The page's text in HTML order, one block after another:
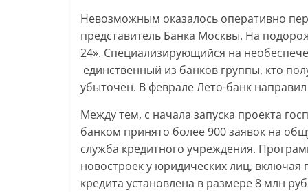
Невозможным оказалось оперативно
представитель Банка Москвы. На
24». Специализирующийся на
единственный из банков группы, кто
убыточен. В феврале Лето-банк
Между тем, с начала запуска проекта
банком принято более 900 заявок на
служба кредитного учреждения.
новостроек у юридических лиц,
кредита установлена в размере 8 млн